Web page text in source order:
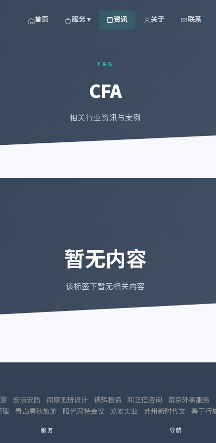
首页 服务 ▾ 资讯 关于 联系
TAG
CFA
相关行业资讯与案例
暂无内容
该标签下暂无相关内容
安洁安防 南康画册设计 镁辉投资 和正信咨询 南京外事服务
理 青岛春秋旅游 阳光思特会议 龙澍实业 苏州新时代文 善于行
服务 导航